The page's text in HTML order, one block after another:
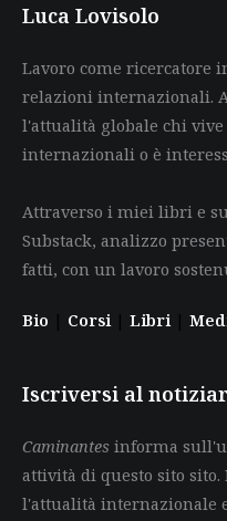
Luca Lovisolo
Lavoro come ricercatore
relazioni internazionali.
l'attualità globale chi
internazionali o è
Attraverso i miei libri e su
Substack, analizzo
fatti, con un lavoro
Bio | Corsi | Libri |
Iscriversi al
Caminantes informa
attività di questo sito
l'attualità internazionale